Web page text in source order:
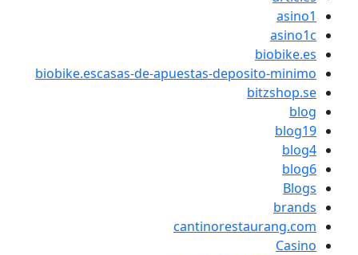
biobike.escasas-de-apuestas-